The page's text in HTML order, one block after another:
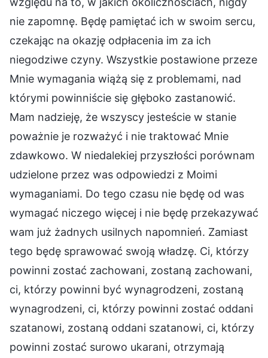
nie zapomnę. Będę pamiętać ich w swoim sercu,
czekając na okazję odpłacenia im za ich
niegodziwe czyny. Wszystkie postawione przeze
Mnie wymagania wiążą się z problemami, nad
którymi powinniście się głęboko zastanowić.
Mam nadzieję, że wszyscy jesteście w stanie
poważnie je rozważyć i nie traktować Mnie
zdawkowo. W niedalekiej przyszłości porównam
udzielone przez was odpowiedzi z Moimi
wymaganiami. Do tego czasu nie będę od was
wymagać niczego więcej i nie będę przekazywać
wam już żadnych usilnych napomnień. Zamiast
tego będę sprawować swoją władzę. Ci, którzy
powinni zostać zachowani, zostaną zachowani,
ci, którzy powinni być wynagrodzeni, zostaną
wynagrodzeni, ci, którzy powinni zostać oddani
szatanowi, zostaną oddani szatanowi, ci, którzy
powinni zostać surowo ukarani, otrzymają